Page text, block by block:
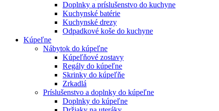
Doplnky a príslušenstvo do kuchyne
Kuchynské batérie
Kuchynské drezy
Odpadkové koše do kuchyne
Kúpeľne
Nábytok do kúpeľne
Kúpeľňové zostavy
Regály do kúpeľne
Skrinky do kúpeľňe
Zrkadlá
Príslušenstvo a doplnky do kúpeľne
Doplnky do kúpeľne